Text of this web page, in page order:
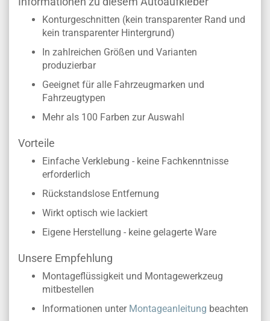
Konturgeschnitten (kein transparenter Rand und
kein transparenter Hintergrund)
In zahlreichen Größen und Varianten
produzierbar
Geeignet für alle Fahrzeugmarken und
Fahrzeugtypen
Mehr als 100 Farben zur Auswahl
Vorteile
Einfache Verklebung - keine Fachkenntnisse
erforderlich
Rückstandslose Entfernung
Wirkt optisch wie lackiert
Eigene Herstellung - keine gelagerte Ware
Unsere Empfehlung
Montageflüssigkeit und Montagewerkzeug
mitbestellen
Informationen unter Montageanleitung beachten